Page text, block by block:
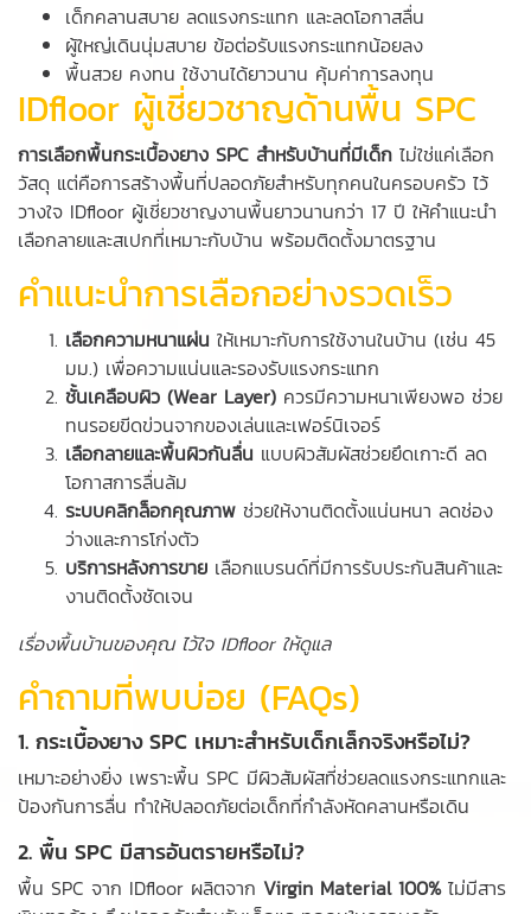
เด็กคลานสบาย ลดแรงกระแทก และลดโอกาสลื่น
ผู้ใหญ่เดินนุ่มสบาย ข้อต่อรับแรงกระแทกน้อยลง
พื้นสวย คงทน ใช้งานได้ยาวนาน คุ้มค่าการลงทุน
IDfloor ผู้เชี่ยวชาญด้านพื้น SPC
การเลือกพื้นกระเบื้องยาง SPC สำหรับบ้านที่มีเด็ก ไม่ใช่แค่เลือก
วัสดุ แต่คือการสร้างพื้นที่ปลอดภัยสำหรับทุกคนในครอบครัว ไว้
วางใจ IDfloor ผู้เชี่ยวชาญงานพื้นยาวนานกว่า 17 ปี ให้คำแนะนำ
เลือกลายและสเปกที่เหมาะกับบ้าน พร้อมติดตั้งมาตรฐาน
คำแนะนำการเลือกอย่างรวดเร็ว
เลือกความหนาแผ่น ให้เหมาะกับการใช้งานในบ้าน (เช่น 45
มม.) เพื่อความแน่นและรองรับแรงกระแทก
ชั้นเคลือบผิว (Wear Layer) ควรมีความหนาเพียงพอ ช่วย
ทนรอยขีดข่วนจากของเล่นและเฟอร์นิเจอร์
เลือกลายและพื้นผิวกันลื่น แบบผิวสัมผัสช่วยยึดเกาะดี ลด
โอกาสการลื่นล้ม
ระบบคลิกล็อกคุณภาพ ช่วยให้งานติดตั้งแน่นหนา ลดช่อง
ว่างและการโก่งตัว
บริการหลังการขาย เลือกแบรนด์ที่มีการรับประกันสินค้าและ
งานติดตั้งชัดเจน
เรื่องพื้นบ้านของคุณ ไว้ใจ IDfloor ให้ดูแล
คำถามที่พบบ่อย (FAQs)
1. กระเบื้องยาง SPC เหมาะสำหรับเด็กเล็กจริงหรือไม่?
เหมาะอย่างยิ่ง เพราะพื้น SPC มีผิวสัมผัสที่ช่วยลดแรงกระแทกและ
ป้องกันการลื่น ทำให้ปลอดภัยต่อเด็กที่กำลังหัดคลานหรือเดิน
2. พื้น SPC มีสารอันตรายหรือไม่?
พื้น SPC จาก IDfloor ผลิตจาก Virgin Material 100%ไม่มีสาร